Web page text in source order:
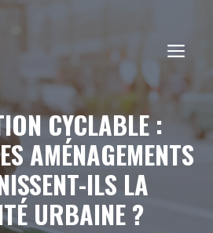
CYCLABLE :
AMÉNAGEMENTS
ILS LA
URBAINE ?